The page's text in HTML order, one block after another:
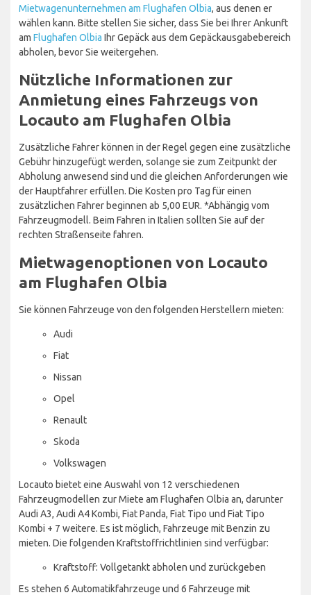
Mietwagenunternehmen am Flughafen Olbia, aus denen er
wählen kann. Bitte stellen Sie sicher, dass Sie bei Ihrer Ankunft
am Flughafen Olbia Ihr Gepäck aus dem Gepäckausgabebereich
abholen, bevor Sie weitergehen.
Nützliche Informationen zur
Anmietung eines Fahrzeugs von
Locauto am Flughafen Olbia
Zusätzliche Fahrer können in der Regel gegen eine zusätzliche
Gebühr hinzugefügt werden, solange sie zum Zeitpunkt der
Abholung anwesend sind und die gleichen Anforderungen wie
der Hauptfahrer erfüllen. Die Kosten pro Tag für einen
zusätzlichen Fahrer beginnen ab 5,00 EUR. *Abhängig vom
Fahrzeugmodell. Beim Fahren in Italien sollten Sie auf der
rechten Straßenseite fahren.
Mietwagenoptionen von Locauto
am Flughafen Olbia
Sie können Fahrzeuge von den folgenden Herstellern mieten:
Audi
Fiat
Nissan
Opel
Renault
Skoda
Volkswagen
Locauto bietet eine Auswahl von 12 verschiedenen
Fahrzeugmodellen zur Miete am Flughafen Olbia an, darunter
Audi A3, Audi A4 Kombi, Fiat Panda, Fiat Tipo und Fiat Tipo
Kombi + 7 weitere. Es ist möglich, Fahrzeuge mit Benzin zu
mieten. Die folgenden Kraftstoffrichtlinien sind verfügbar:
Kraftstoff: Vollgetankt abholen und zurückgeben
Es stehen 6 Automatikfahrzeuge und 6 Fahrzeuge mit